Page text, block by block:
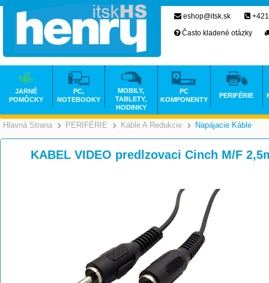
Hlavná Strana >
PERIFÉRIE >
Káble A Redukcie >
Napájacie Káble
KABEL VIDEO predlzovaci Cinch M/F
eshop@itsk.sk
Často kladené otázky
JARNÉ
POMÔCKY
PC,
NOTEBOOKY
MOBILY,
TABLETY,
HODINKY
PC
KOMPONENTY
PERIFÉRIE